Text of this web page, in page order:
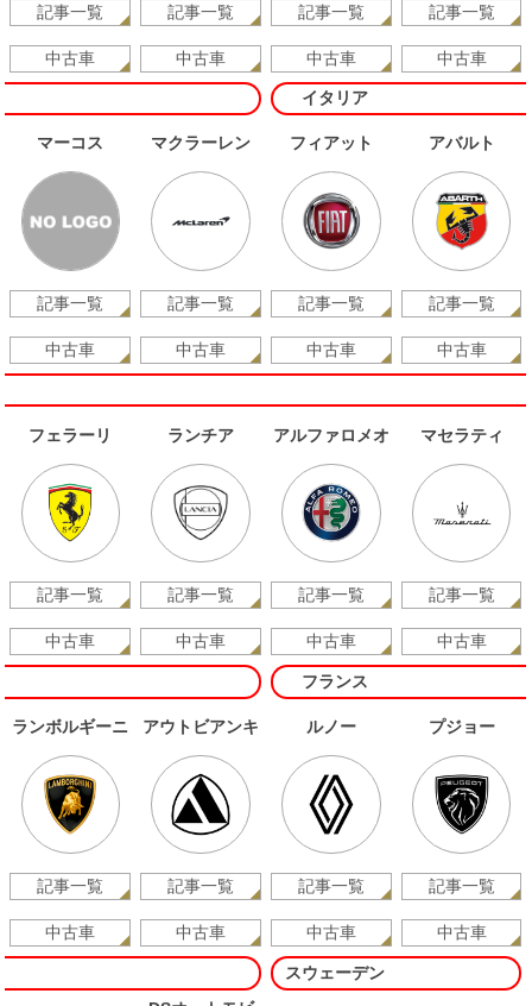
記事一覧
中古車
記事一覧
中古車
記事一覧
中古車
記事一覧
中古車
マーコス
記事一覧
中古車
マクラーレン
記事一覧
中古車
イタリア
フィアット
記事一覧
中古車
アバルト
記事一覧
中古車
フェラーリ
記事一覧
中古車
ランチア
記事一覧
中古車
アルファロメオ
記事一覧
中古車
マセラティ
記事一覧
中古車
ランボルギーニ
記事一覧
中古車
アウトビアンキ
記事一覧
中古車
フランス
ルノー
記事一覧
中古車
プジョー
記事一覧
中古車
スウェーデン